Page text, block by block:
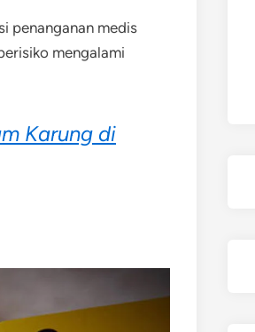
penanganan medis
mengalami
Karung di